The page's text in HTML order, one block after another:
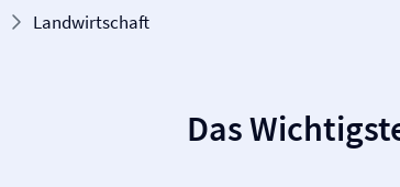
Landwirtschaft
Das